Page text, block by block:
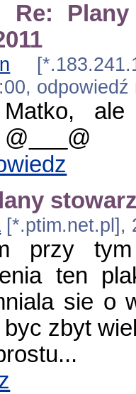
Re:
Matko,
@___@
[*.ptim.net.pl],
przy
ten
sie o
zbyt